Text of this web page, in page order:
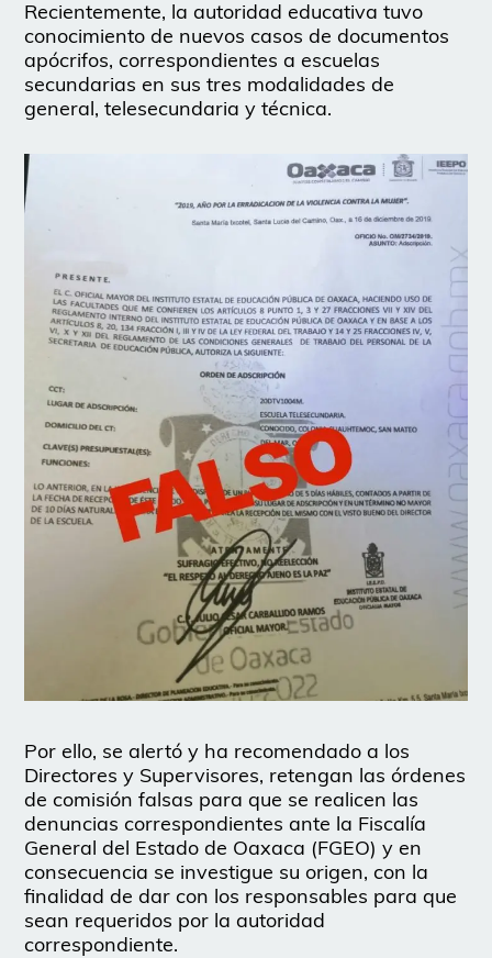
Recientemente, la autoridad educativa tuvo
conocimiento de nuevos casos de documentos
apócrifos, correspondientes a escuelas
secundarias en sus tres modalidades de
general, telesecundaria y técnica.
Por ello, se alertó y ha recomendado a los
Directores y Supervisores, retengan las órdenes
de comisión falsas para que se realicen las
denuncias correspondientes ante la Fiscalía
General del Estado de Oaxaca (FGEO) y en
consecuencia se investigue su origen, con la
finalidad de dar con los responsables para que
sean requeridos por la autoridad
correspondiente.